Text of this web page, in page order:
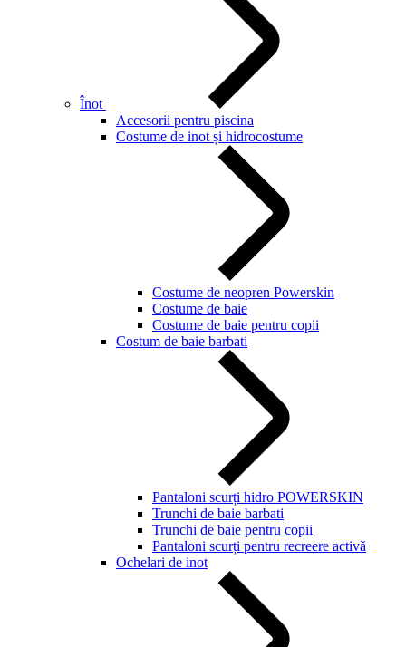
Înot
Accesorii pentru piscina
Costume de inot și hidrocostume
Costume de neopren Powerskin
Costume de baie
Costume de baie pentru copii
Costum de baie barbati
Pantaloni scurți hidro POWERSKIN
Trunchi de baie barbati
Trunchi de baie pentru copii
Pantaloni scurți pentru recreere activă
Ochelari de inot